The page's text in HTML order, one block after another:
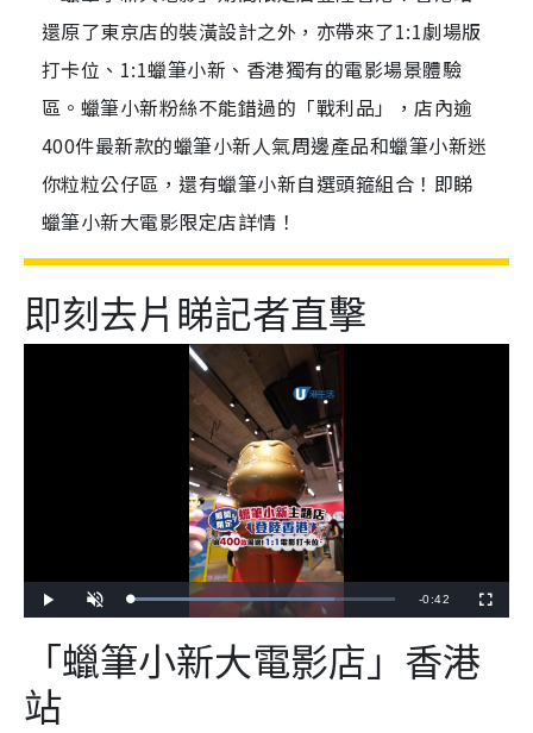
還原了東京店的裝潢設計之外，亦帶來了1:1劇場版
打卡位、1:1蠟筆小新、香港獨有的電影場景體驗
區。蠟筆小新粉絲不能錯過的「戰利品」，店內逾
400件最新款的蠟筆小新人氣周邊產品和蠟筆小新迷
你粒粒公仔區，還有蠟筆小新自選頭箍組合！即睇
蠟筆小新大電影限定店詳情！
即刻去片睇記者直擊
l
n
t
e
L
o
e
d
R
m
-0:42
u
s
c
r
「蠟筆小新大電影店」香港
站